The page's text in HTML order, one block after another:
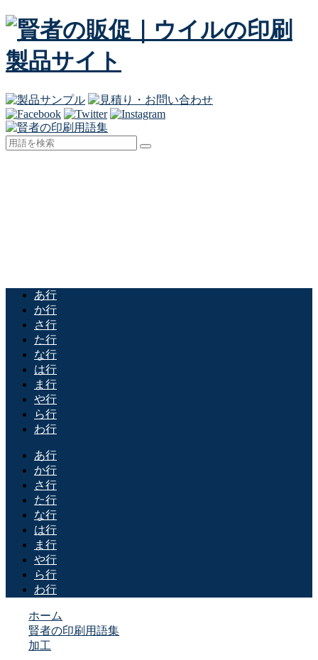
あ行
か行
さ行
た行
な行
は行
ま行
や行
ら行
わ行
あ行
か行
さ行
た行
な行
は行
ま行
や行
ら行
わ行
ホーム
賢者の印刷用語集
加工